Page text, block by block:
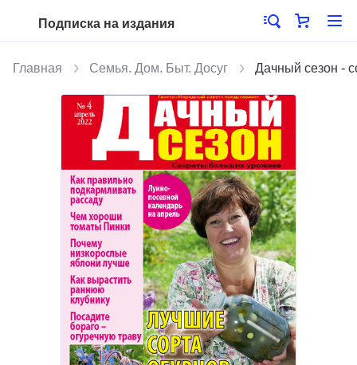
Подписка на издания
Главная Семья. Дом. Быт. Досуг Дачный сезон -